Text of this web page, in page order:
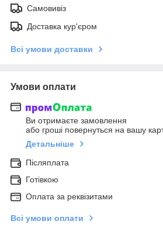
Самовивіз
Доставка кур'єром
Всі умови доставки
Умови оплати
Ви отримаєте замовлення
або гроші повернуться на вашу
Детальніше
Післяплата
Готівкою
Оплата за реквізитами
Всі умови оплати